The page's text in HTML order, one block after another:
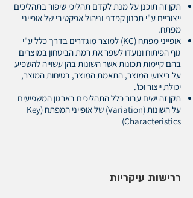
תקן זה תוכנן על מנת לקדם תהליכי שיפור בתהליכים
ייצוריים ע"י תכנון קפדני וניהול אפקטיבי של אופייני
מפתח.
אופייני מפתח (KC) למוצר מוגדרים בדרך כלל ע"י
גוף הפיתוח ונועדו לשפר את רמת הביטחון במוצרים
בהם קיימות תכונות אשר השונות בהן עשוייה להשפיע
על ביצועי המוצר, התאמת המוצר, בטיחות המוצר,
יכולת ייצור וכו'.
תקן זה ישים עבור כלל התהליכים בארגון המשפיעים
על השונות (Variation) של אופייני המפתח (Key
Characteristics)
ררישות עיקריות